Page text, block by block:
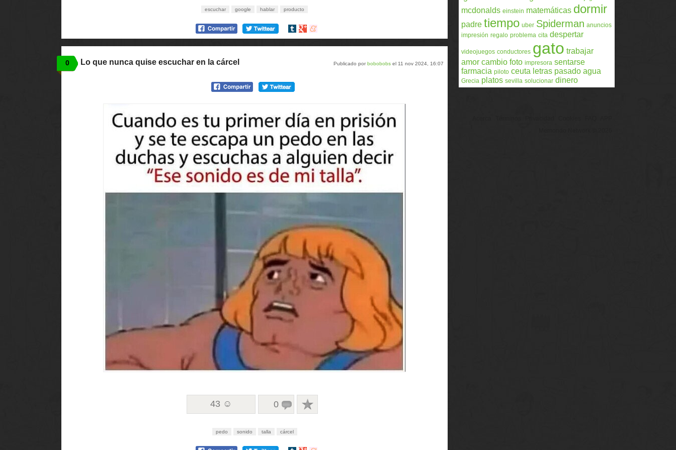
escuchar google hablar producto
Compartir
Compartir
Compartir
0 Publicado porbobobobs el 11 nov 2024, 16:07
Lo que nunca quise escuchar en la cárcel
43 ☺ 0
pedo sonido talla cárcel
mcdonalds einstein matemáticas dormir
padre tiempo uber Spiderman anuncios
impresión regalo problema cita despertar
videojuegos conductores gato trabajar
amor cambio foto impresora sentarse
farmacia piloto ceuta letras pasado agua
Grecia platos sevilla solucionar dinero